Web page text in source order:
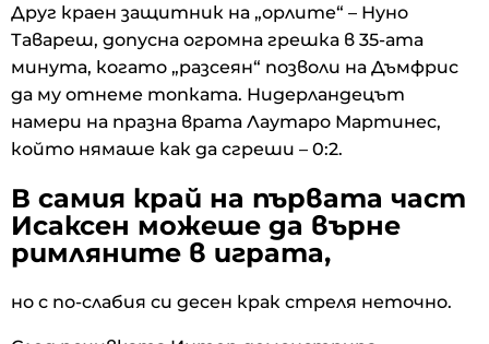
Друг краен защитник на „орлите“ – Нуно
Тавареш, допусна огромна грешка в 35-ата
минута, когато „разсеян“ позволи на Дъмфрис
да му отнеме топката. Нидерландецът
намери на празна врата Лаутаро Мартинес,
който нямаше как да сгреши – 0:2.
В самия край на първата част
Исаксен можеше да върне
римляните в играта,
но с по-слабия си десен крак стреля неточно.